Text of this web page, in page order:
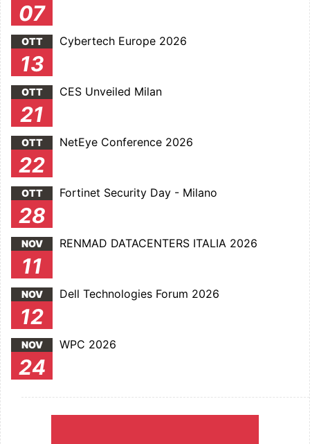
07
OTT
13
Cybertech Europe 2026
OTT
21
CES Unveiled Milan
OTT
22
NetEye Conference 2026
OTT
28
Fortinet Security Day - Milano
NOV
11
RENMAD DATACENTERS ITALIA 2026
NOV
12
Dell Technologies Forum 2026
NOV
24
WPC 2026